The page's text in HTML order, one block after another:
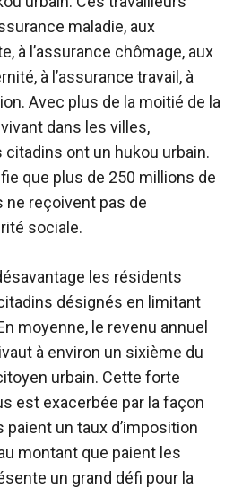
maladie, aux
à l’assurance chômage, aux
à l’assurance travail, à
Avec plus de la moitié de la
dans les villes,
citadins ont un hukou urbain.
que plus de 250 millions de
reçoivent pas de
sociale.
les résidents
désignés en limitant
moyenne, le revenu annuel
à environ un sixième du
urbain. Cette forte
est exacerbée par la façon
un taux d’imposition
montant que paient les
un grand défi pour la